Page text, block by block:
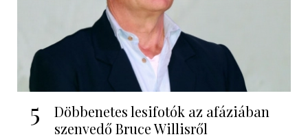
5
Döbbenetes lesifotók az afáziában
szenvedő Bruce Willisről